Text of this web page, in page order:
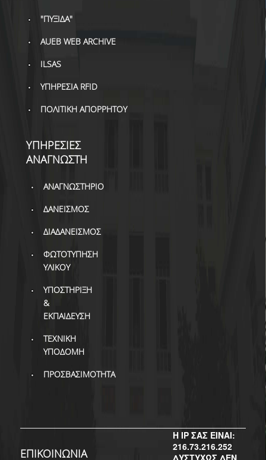
"ΠΥΞΙΔΑ"
AUEB WEB ARCHIVE
ILSAS
ΥΠΗΡΕΣΙΑ RFID
ΠΟΛΙΤΙΚΗ ΑΠΟΡΡΗΤΟΥ
ΥΠΗΡΕΣΙΕΣ
ΑΝΑΓΝΩΣΤΗ
ΑΝΑΓΝΩΣΤΗΡΙΟ
ΔΑΝΕΙΣΜΟΣ
ΔΙΑΔΑΝΕΙΣΜΟΣ
ΦΩΤΟΤΥΠΗΣΗ
ΥΛΙΚΟΥ
ΥΠΟΣΤΗΡΙΞΗ
&
ΕΚΠΑΙΔΕΥΣΗ
ΤΕΧΝΙΚΗ
ΥΠΟΔΟΜΗ
ΠΡΟΣΒΑΣΙΜΟΤΗΤΑ
Η IP ΣΑΣ ΕΙΝΑΙ:
216.73.216.252
ΔΥΣΤΥΧΩΣ ΔΕΝ
ΕΠΙΚΟΙΝΩΝΙΑ